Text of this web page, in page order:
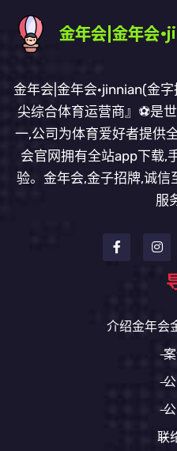
金年会|金年会·jinnian(金
尖综合体育运营商』⚽️是
一,公司为体育爱好者提供
会官网拥有全站app下载,
验。金年会,金子招牌,诚
服
介绍金年会
联